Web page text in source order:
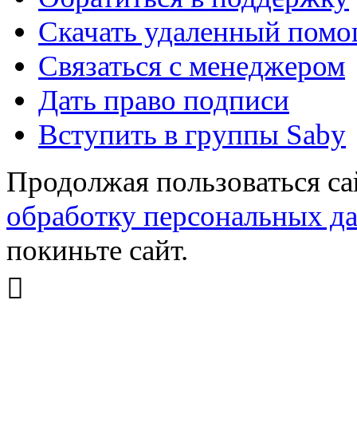
Скачать удаленный
Связаться с менеджером
Дать право подписи
Вступить в группы Saby
Продолжая пользоваться
обработку персональных
покиньте сайт.
